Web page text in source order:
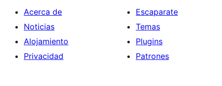
Acerca de
Noticias
Alojamiento
Privacidad
Escaparate
Temas
Plugins
Patrones